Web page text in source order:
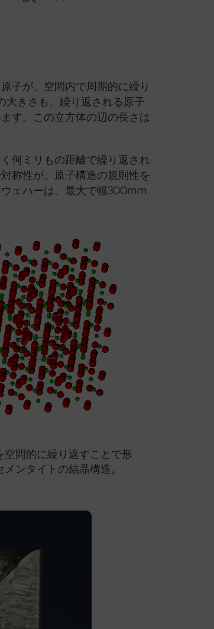
子が、空間内で周期的に繰り
大きさも、繰り返される原子
す。この立方体の辺の長さは
何ミリもの距離で繰り返され
称性が、原子構造の規則性を
ェハーは、最大で幅300mm
空間的に繰り返すことで形
メンタイトの結晶構造。